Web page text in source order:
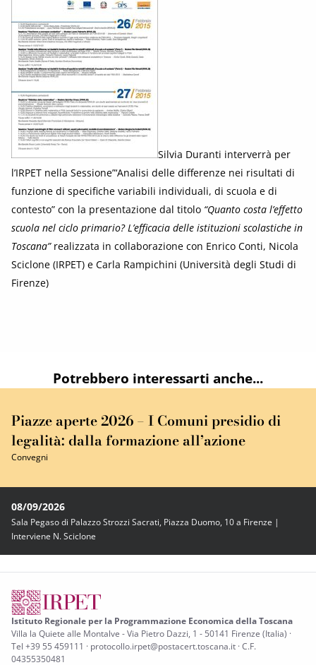
Silvia Duranti interverrà per
l’IRPET nella Sessione”‘Analisi delle differenze nei risultati di
funzione di specifiche variabili individuali, di scuola e di
contesto” con la presentazione dal titolo “Quanto costa l’effetto
scuola nel ciclo primario? L’efficacia delle istituzioni scolastiche in
Toscana”realizzata in collaborazione con Enrico Conti, Nicola
Sciclone (IRPET) e Carla Rampichini (Università degli Studi di
Firenze)
Potrebbero interessarti anche...
Piazze aperte 2026 – I Comuni presidio di
legalità: dalla formazione all’azione
Convegni
08/09/2026
Sala Pegaso di Palazzo Strozzi Sacrati, Piazza Duomo, 10 a Firenze |
Interviene N. Sciclone
Istituto Regionale per la Programmazione Economica della Toscana
Villa la Quiete alle Montalve - Via Pietro Dazzi, 1 - 50141 Firenze (Italia) ·
Tel +39 55 459111 · protocollo.irpet@postacert.toscana.it · C.F.
04355350481